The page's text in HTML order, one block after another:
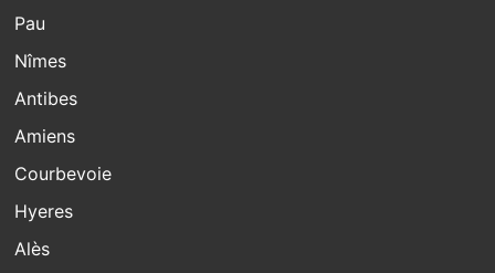
Pau
Nîmes
Antibes
Amiens
Courbevoie
Hyeres
Alès